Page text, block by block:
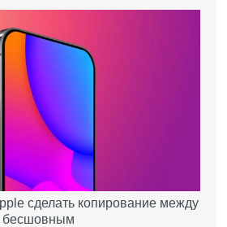
сделать копирование между
бесшовным